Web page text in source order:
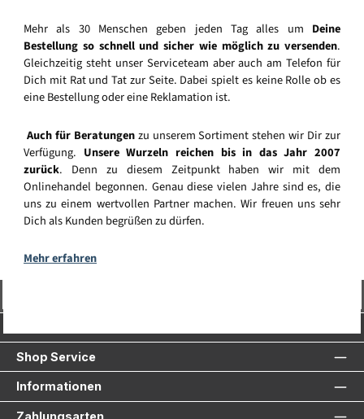
Mehr als 30 Menschen geben jeden Tag alles um Deine
Bestellung so schnell und sicher wie möglich zu versenden.
Gleichzeitig steht unser Serviceteam aber auch am Telefon für
Dich mit Rat und Tat zur Seite. Dabei spielt es keine Rolle ob es
eine Bestellung oder eine Reklamation ist.
Auch für Beratungenzu unserem Sortiment stehen wir Dir zur
Verfügung. Unsere Wurzeln reichen bis in das Jahr 2007
zurück. Denn zu diesem Zeitpunkt haben wir mit dem
Onlinehandel begonnen. Genau diese vielen Jahre sind es, die
uns zu einem wertvollen Partner machen. Wir freuen uns sehr
Dich als Kunden begrüßen zu dürfen.
Mehr erfahren
Shop Service
Informationen
Zahlungsarten